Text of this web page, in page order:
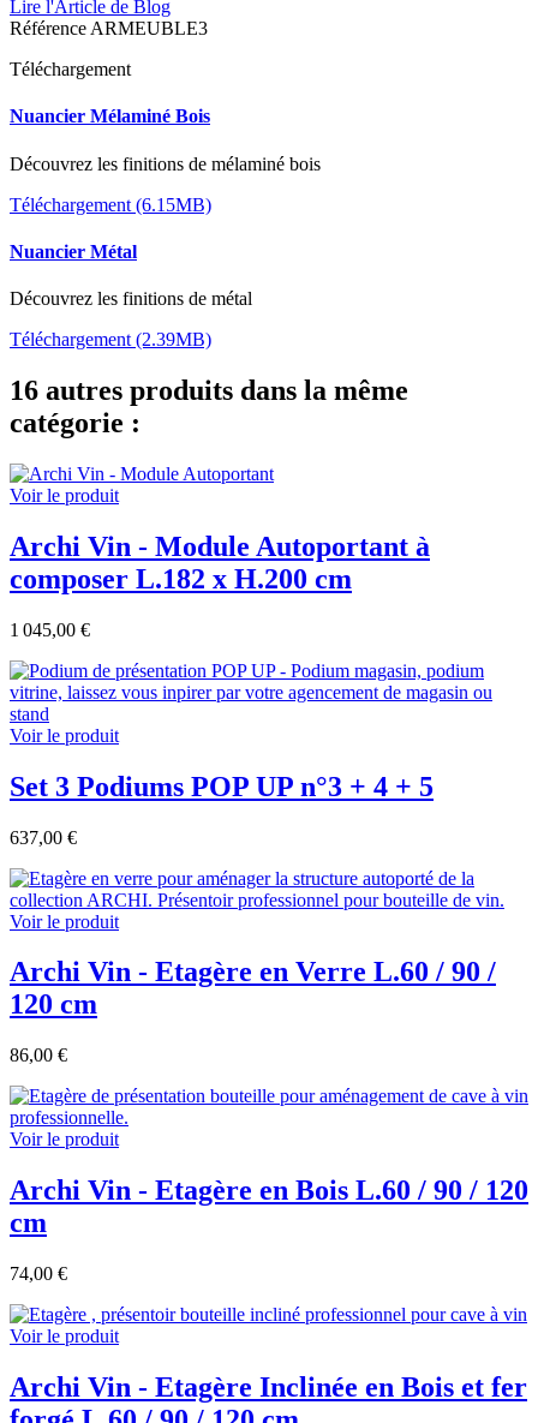
Lire l'Article de Blog
Référence ARMEUBLE3
Téléchargement
Nuancier Mélaminé Bois
Découvrez les finitions de mélaminé bois
Téléchargement (6.15MB)
Nuancier Métal
Découvrez les finitions de métal
Téléchargement (2.39MB)
16 autres produits dans la même
catégorie :
Voir le produit
Archi Vin - Module Autoportant à
composer L.182 x H.200 cm
1 045,00 €
Voir le produit
Set 3 Podiums POP UP n°3 + 4 + 5
637,00 €
Voir le produit
Archi Vin - Etagère en Verre L.60 / 90 /
120 cm
86,00 €
Voir le produit
Archi Vin - Etagère en Bois L.60 / 90 / 120
cm
74,00 €
Voir le produit
Archi Vin - Etagère Inclinée en Bois et fer